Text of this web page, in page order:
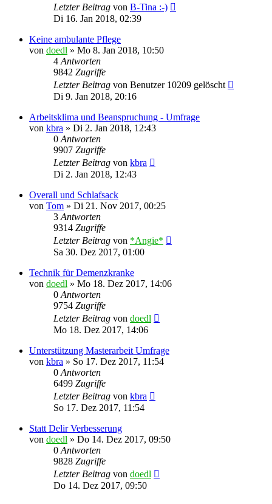
Letzter Beitrag von B-Tina :-)
Di 16. Jan 2018, 02:39
Keine ambulante Pflege
von doedl » Mo 8. Jan 2018, 10:50
4 Antworten
9842 Zugriffe
Letzter Beitrag von Benutzer 10209 gelöscht
Di 9. Jan 2018, 20:16
Arbeitsklima und Beanspruchung - Umfrage
von kbra » Di 2. Jan 2018, 12:43
0 Antworten
9907 Zugriffe
Letzter Beitrag von kbra
Di 2. Jan 2018, 12:43
Overall und Schlafsack
von Tom » Di 21. Nov 2017, 00:25
3 Antworten
9314 Zugriffe
Letzter Beitrag von *Angie*
Sa 30. Dez 2017, 01:00
Technik für Demenzkranke
von doedl » Mo 18. Dez 2017, 14:06
0 Antworten
9754 Zugriffe
Letzter Beitrag von doedl
Mo 18. Dez 2017, 14:06
Unterstützung Masterarbeit Umfrage
von kbra » So 17. Dez 2017, 11:54
0 Antworten
6499 Zugriffe
Letzter Beitrag von kbra
So 17. Dez 2017, 11:54
Statt Delir Verbesserung
von doedl » Do 14. Dez 2017, 09:50
0 Antworten
9828 Zugriffe
Letzter Beitrag von doedl
Do 14. Dez 2017, 09:50